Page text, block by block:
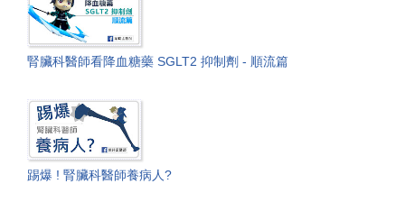
腎臟科醫師看降血糖藥 SGLT2 抑制劑 - 順流篇
踢爆 ! 腎臟科醫師養病人?